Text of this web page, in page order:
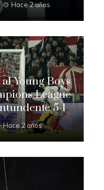
Hace 2 años
Young Boys
League
5-1
Hace 2 años